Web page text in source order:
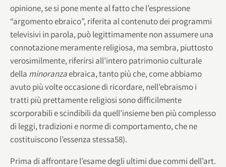
opinione, se si pone mente al fatto che l’espressione
“argomento ebraico”, riferita al contenuto dei programmi
televisivi in parola, può legittimamente non assumere una
connotazione meramente religiosa, ma sembra, piuttosto
verosimilmente, riferirsi all’intero patrimonio culturale
della minoranzaebraica, tanto più che, come abbiamo
avuto più volte occasione di ricordare, nell’ebraismo i
tratti più prettamente religiosi sono difficilmente
scorporabili e scindibili da quell’insieme ben più complesso
di leggi, tradizioni e norme di comportamento, che ne
costituiscono l’essenza stessa58).
Prima di affrontare l’esame degli ultimi due commi dell’art.